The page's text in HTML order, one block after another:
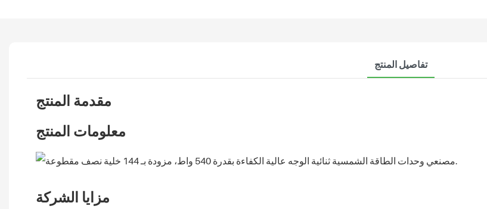
تفاصيل المنتج
مقدمة المنتج
معلومات المنتج
مزايا الشركة